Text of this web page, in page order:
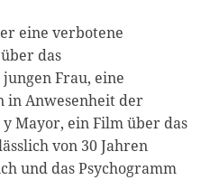
eine verbotene
das
Frau, eine
in Anwesenheit der
Mayor, ein Film über das
von 30 Jahren
und das Psychogramm